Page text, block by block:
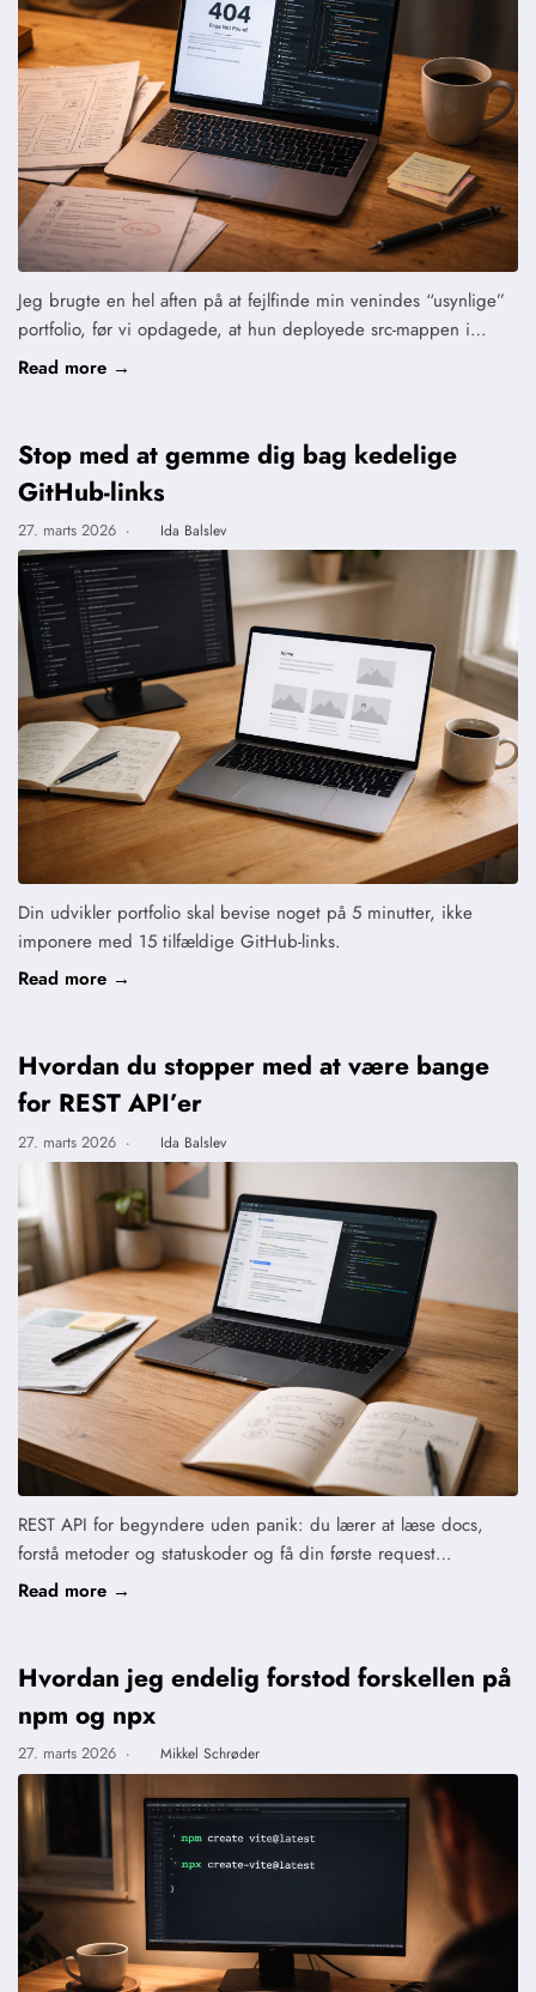
Jeg brugte en hel aften på at fejlfinde min venindes “usynlige”
portfolio, før vi opdagede, at hun deployede src-mappen i…
Read more →
Stop med at gemme dig bag kedelige
GitHub-links
27. marts 2026 · Ida Balslev
Din udvikler portfolio skal bevise noget på 5 minutter, ikke
imponere med 15 tilfældige GitHub-links.
Read more →
Hvordan du stopper med at være bange
for REST API’er
27. marts 2026 · Ida Balslev
REST API for begyndere uden panik: du lærer at læse docs,
forstå metoder og statuskoder og få din første request…
Read more →
Hvordan jeg endelig forstod forskellen på
npm og npx
27. marts 2026 · Mikkel Schrøder